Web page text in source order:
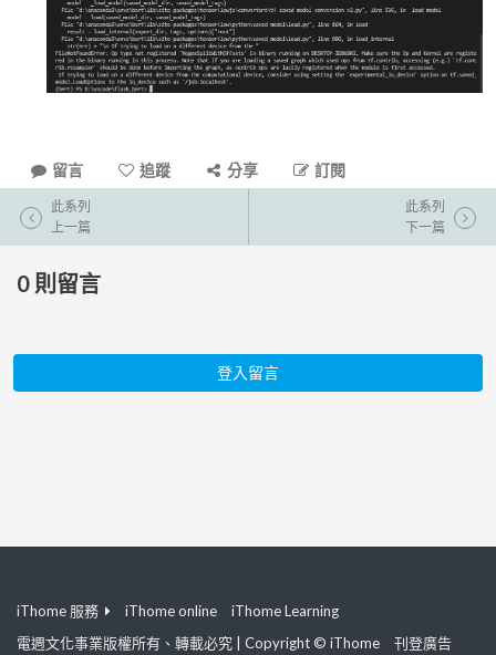
留言 追蹤 分享 訂閱
此系列
上一篇
此系列
下一篇
0 則留言
登入留言
iThome 服務 iThome online
iThome Learning
電週文化事業版權所有、轉載必究 | Copyright © iThome
刊登廣告